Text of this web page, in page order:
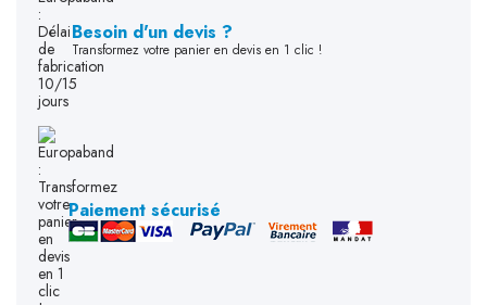
Besoin d'un devis ?
Transformez votre panier en devis en 1 clic !
Paiement sécurisé